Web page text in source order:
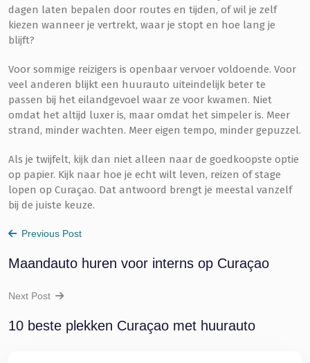
dagen laten bepalen door routes en tijden, of wil je zelf
kiezen wanneer je vertrekt, waar je stopt en hoe lang je
blijft?
Voor sommige reizigers is openbaar vervoer voldoende. Voor
veel anderen blijkt een huurauto uiteindelijk beter te
passen bij het eilandgevoel waar ze voor kwamen. Niet
omdat het altijd luxer is, maar omdat het simpeler is. Meer
strand, minder wachten. Meer eigen tempo, minder gepuzzel.
Als je twijfelt, kijk dan niet alleen naar de goedkoopste optie
op papier. Kijk naar hoe je echt wilt leven, reizen of stage
lopen op Curaçao. Dat antwoord brengt je meestal vanzelf
bij de juiste keuze.
Previous Post
Maandauto huren voor interns op Curaçao
Next Post
10 beste plekken Curaçao met huurauto